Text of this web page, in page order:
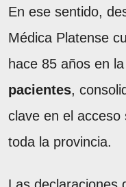
En ese sentido,
Médica Platense
hace 85 años en la
pacientes,
clave en el acceso
toda la provincia.